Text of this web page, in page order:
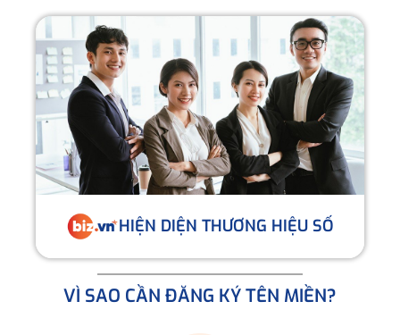
HIỆN DIỆN THƯƠNG HIỆU SỐ
VÌ SAO CẦN ĐĂNG KÝ TÊN MIỀN?